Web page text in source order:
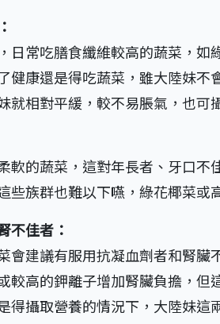
日常吃膳食纖維較高的蔬菜，
健康還是得吃蔬菜，雖大陸妹
就相對平緩，較不易脹氣，也可
軟的蔬菜，這對年長者、牙口
些族群也難以下嚥，綠花椰菜或
不佳者：
會建議有服用抗凝血劑者和腎
較高的鉀離子增加腎臟負擔，
得攝取營養的情況下，大陸妹這